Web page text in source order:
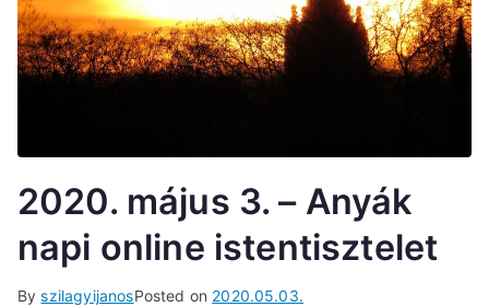
2020. május 3. – Anyák
napi online istentisztelet
ByszilagyijanosPosted on 2020.05.03.